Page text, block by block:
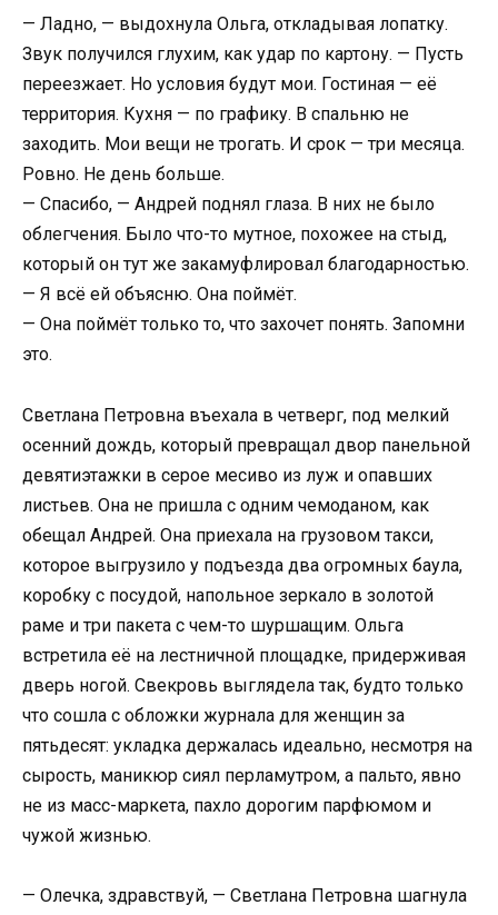
— Ладно, — выдохнула Ольга, откладывая лопатку.
Звук получился глухим, как удар по картону. — Пусть
переезжает. Но условия будут мои. Гостиная — её
территория. Кухня — по графику. В спальню не
заходить. Мои вещи не трогать. И срок — три месяца.
Ровно. Не день больше.
— Спасибо, — Андрей поднял глаза. В них не было
облегчения. Было что-то мутное, похожее на стыд,
который он тут же закамуфлировал благодарностью.
— Я всё ей объясню. Она поймёт.
— Она поймёт только то, что захочет понять. Запомни
это.
Светлана Петровна въехала в четверг, под мелкий
осенний дождь, который превращал двор панельной
девятиэтажки в серое месиво из луж и опавших
листьев. Она не пришла с одним чемоданом, как
обещал Андрей. Она приехала на грузовом такси,
которое выгрузило у подъезда два огромных баула,
коробку с посудой, напольное зеркало в золотой
раме и три пакета с чем-то шуршащим. Ольга
встретила её на лестничной площадке, придерживая
дверь ногой. Свекровь выглядела так, будто только
что сошла с обложки журнала для женщин за
пятьдесят: укладка держалась идеально, несмотря на
сырость, маникюр сиял перламутром, а пальто, явно
не из масс-маркета, пахло дорогим парфюмом и
чужой жизнью.
— Олечка, здравствуй, — Светлана Петровна шагнула